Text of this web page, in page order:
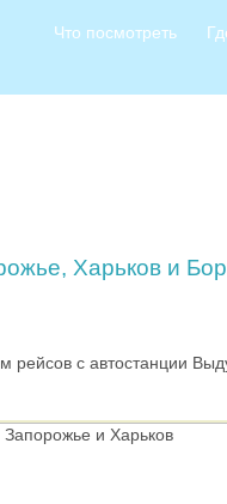
Что посмотреть
Харьков и
рейсов с автостанции